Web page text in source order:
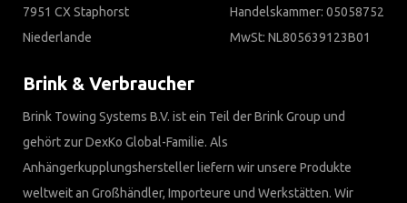
7951 CX Staphorst
Niederlande
Handelskammer: 05058752
MwSt: NL805639123B01
Brink & Verbraucher
Brink Towing Systems B.V. ist ein Teil der Brink Group und
gehört zur DexKo Global-Familie. Als
Anhängerkupplungshersteller liefern wir unsere Produkte
weltweit an Großhändler, Importeure und Werkstätten. Wir